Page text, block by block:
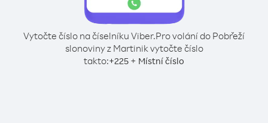
Vytočte číslo na číselníku Viber.Pro volání do Pobřeží
slonoviny z Martinik vytočte číslo
takto:+225 + Místní číslo